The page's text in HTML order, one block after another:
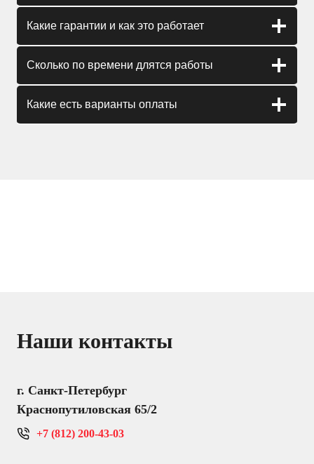
Какие гарантии и как это работает
Сколько по времени длятся работы
Какие есть варианты оплаты
Наши контакты
г. Санкт-Петербург
Краснопутиловская 65/2
+7 (812) 200-43-03